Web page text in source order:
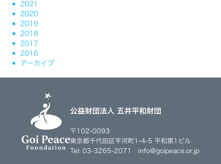
2021
2020
2019
2018
2017
2016
アーカイブ
公益財団法人 五井平和財団
〒102-0093
東京都千代田区平河町1-4-5 平和第1ビル
Tel: 03-3265-2071 info@goipeace.or.jp